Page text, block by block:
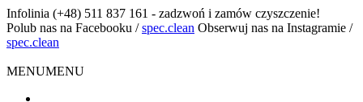
Infolinia (+48) 511 837 161 - zadzwoń i zamów czyszczenie!
Polub nas na Facebooku /spec.clean Obserwuj nas na Instagramie /
spec.clean
MENUMENU